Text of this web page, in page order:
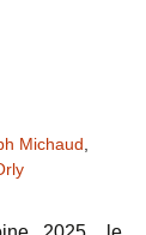
Michaud